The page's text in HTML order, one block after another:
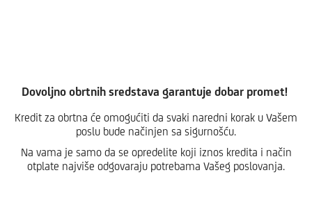
Dovoljno obrtnih sredstava garantuje dobar promet!
Kredit za obrtna će omogućiti da svaki naredni korak u Vašem
poslu bude načinjen sa sigurnošću.
Na vama je samo da se opredelite koji iznos kredita i način
otplate najviše odgovaraju potrebama Vašeg poslovanja.